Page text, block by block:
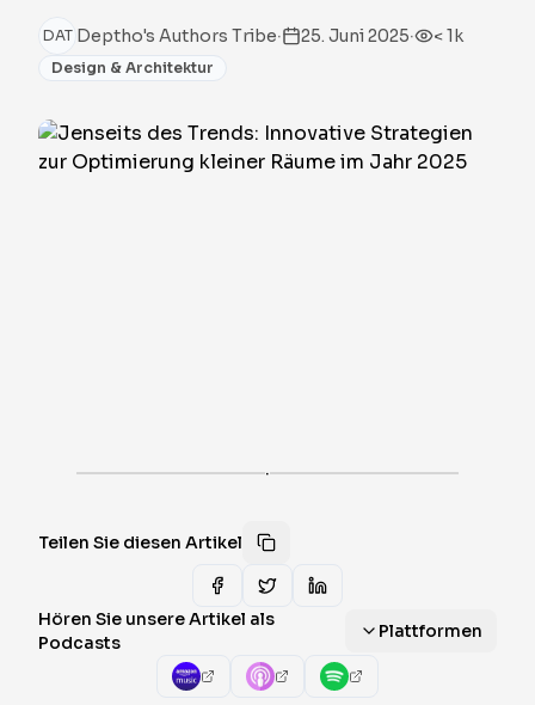
DAT Deptho's Authors Tribe· 25. Juni 2025· < 1k
Design & Architektur
·
Teilen Sie diesen Artikel
Hören Sie unsere Artikel als
Podcasts
Plattformen